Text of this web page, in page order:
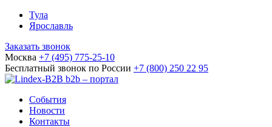
Тула
Ярославль
Заказать звонок
Москва +7 (495) 775-25-10
Бесплатный звонок по России +7 (800) 250 22 95
b2b – портал
События
Новости
Контакты